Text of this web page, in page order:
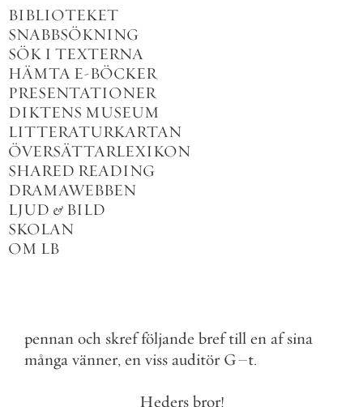
BIBLIOTEKET
SNABBSÖKNING
SÖK I TEXTERNA
HÄMTA E-BÖCKER
PRESENTATIONER
DIKTENS MUSEUM
LITTERATURKARTAN
ÖVERSÄTTARLEXIKON
SHARED READING
DRAMAWEBBEN
LJUD & BILD
SKOLAN
OM LB
pennan och skref följande bref till en af sina
många vänner, en viss auditör G–t.
Heders bror!